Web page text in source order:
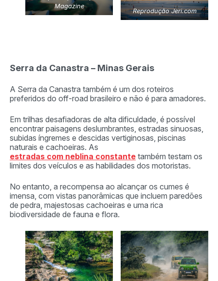
Magazine
Reprodução Jeri.com
Serra da Canastra – Minas Gerais
A Serra da Canastra também é um dos roteiros
preferidos do off-road brasileiro e não é para amadores.
Em trilhas desafiadoras de alta dificuldade, é possível
encontrar paisagens deslumbrantes, estradas sinuosas,
subidas íngremes e descidas vertiginosas, piscinas
naturais e cachoeiras. As
estradas com neblina constante também testam os
limites dos veículos e as habilidades dos motoristas.
No entanto, a recompensa ao alcançar os cumes é
imensa, com vistas panorâmicas que incluem paredões
de pedra, majestosas cachoeiras e uma rica
biodiversidade de fauna e flora.